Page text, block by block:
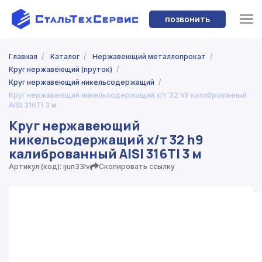
позвонить
Главная / Каталог / Нержавеющий металлопрокат /
Круг нержавеющий (пруток) /
Круг нержавеющий никельсодержащий /
Круг нержавеющий никельсодержащий х/т 32 h9 калиброванный
AISI 316TI 3 м
Круг нержавеющий
никельсодержащий х/т 32 h9
калиброванный AISI 316TI 3 м
Артикул (код): ijun33lv Скопировать ссылку